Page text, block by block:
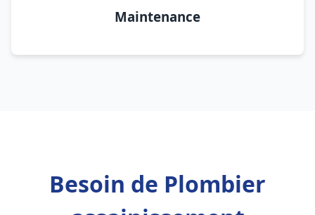
Maintenance
Besoin de Plombier